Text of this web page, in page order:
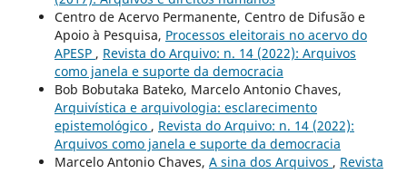
Centro de Acervo Permanente, Centro de Difusão e
Apoio à Pesquisa, Processos eleitorais no acervo do
APESP , Revista do Arquivo: n. 14 (2022): Arquivos
como janela e suporte da democracia
Bob Bobutaka Bateko, Marcelo Antonio Chaves,
Arquivística e arquivologia: esclarecimento
epistemológico , Revista do Arquivo: n. 14 (2022):
Arquivos como janela e suporte da democracia
Marcelo Antonio Chaves, A sina dos Arquivos , Revista